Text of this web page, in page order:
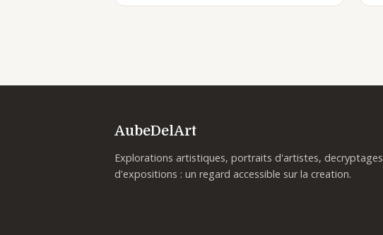
AubeDelArt
Explorations artistiques, portraits d'artistes, decryptages
d'expositions : un regard accessible sur la creation.